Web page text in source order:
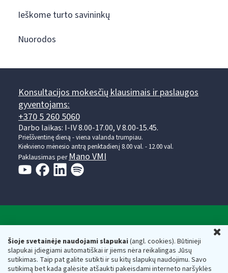
Šioje svetainėje naudojami slapukai(angl. cookies). Būtinieji
slapukai įdiegiami automatiškai ir jiems nėra reikalingas Jūsų
sutikimas. Taip pat galite sutikti ir su kitų slapukų naudojimu. Savo
sutikimą bet kada galėsite atšaukti pakeisdami interneto naršyklės
Ieškome turto savininkų
Nuorodos
Konsultacijos mokesčių klausimais ir paslaugos
gyventojams:
+370 5 260 5060
Darbo laikas: I-IV 8.00-17.00, V 8.00-15.45.
Prieššventinę dieną - viena valanda trumpiau.
Kiekvieno mėnesio antrą penktadienį 8.00 val. - 12.00 val.
Paklausimas per Mano VMI
Respublikos finansų ministerijos
Biudžetinė įstaiga. Juridinio asmens kodas — 188659752,
adresas: Vasario 16-osios g. 14, 01107 Vilnius, Lietuva, el.paštas: